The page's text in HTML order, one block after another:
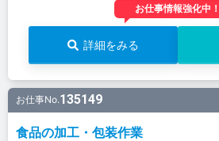
お仕事情報強化中！
詳細をみる
お仕事No.135149
食品の加工・包装作業